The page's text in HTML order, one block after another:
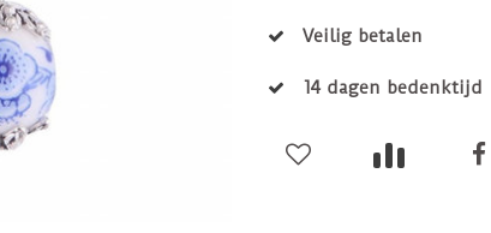
Veilig betalen
14 dagen bedenktijd